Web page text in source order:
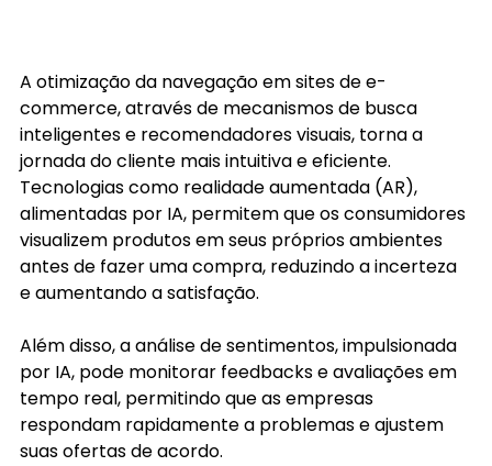
A otimização da navegação em sites de e-
commerce, através de mecanismos de busca
inteligentes e recomendadores visuais, torna a
jornada do cliente mais intuitiva e eficiente.
Tecnologias como realidade aumentada (AR),
alimentadas por IA, permitem que os consumidores
visualizem produtos em seus próprios ambientes
antes de fazer uma compra, reduzindo a incerteza
e aumentando a satisfação.
Além disso, a análise de sentimentos, impulsionada
por IA, pode monitorar feedbacks e avaliações em
tempo real, permitindo que as empresas
respondam rapidamente a problemas e ajustem
suas ofertas de acordo.